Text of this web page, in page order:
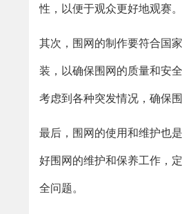
性，以便于观众更好地观赛。
其次，围网的制作要符合国
装，以确保围网的质量和安
考虑到各种突发情况，确保
最后，围网的使用和维护也
好围网的维护和保养工作，
全问题。